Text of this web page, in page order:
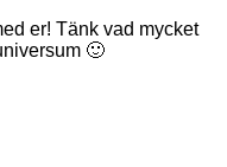
er! Tänk vad mycket
🙂